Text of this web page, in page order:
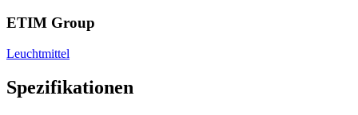
ETIM Group
Leuchtmittel
Spezifikationen